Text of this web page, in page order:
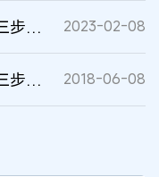
从复审决定看创造性答复“三步法”的运用 2023-02-08
美国专利等同侵权判定的“三步法”及其启示 2018-06-08